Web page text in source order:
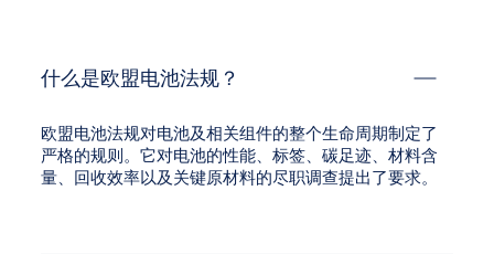
什么是欧盟电池法规？
欧盟电池法规对电池及相关组件的整个生命周期制定了
严格的规则。它对电池的性能、标签、碳足迹、材料含
量、回收效率以及关键原材料的尽职调查提出了要求。